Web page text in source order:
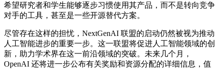
希望研究者和学生能够逐步习惯使用其产品，而不是转向竞争
对手的工具，甚至是一些开源替代方案。
尽管存在这样的担忧，NextGenAI 联盟的启动仍然被视为推动
人工智能进步的重要一步。这一联盟将促进人工智能领域的创
新，助力学术界在这一前沿领域的突破。未来几个月，
OpenAI 还将进一步公布有关奖励和资源分配的详细信息，值